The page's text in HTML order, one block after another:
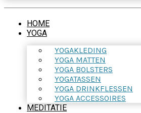
HOME
YOGA
YOGAKLEDING
YOGA MATTEN
YOGA BOLSTERS
YOGATASSEN
YOGA DRINKFLESSEN
YOGA ACCESSOIRES
MEDITATIE